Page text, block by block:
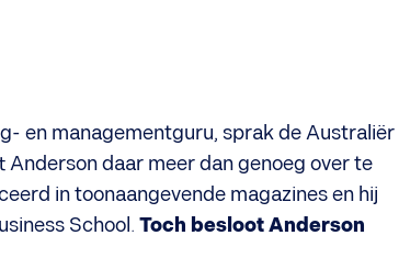
en managementguru, sprak de Australiër
daar meer dan genoeg over te
in toonaangevende magazines en hij
School. Toch besloot Anderson